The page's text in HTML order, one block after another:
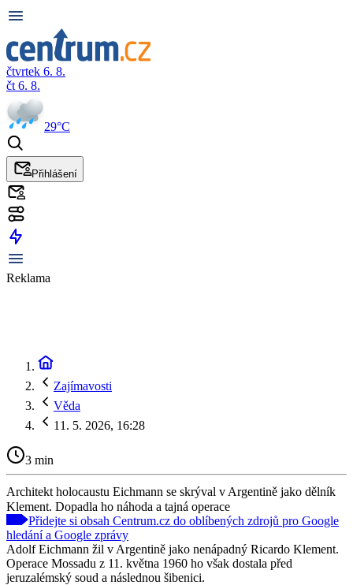
čtvrtek 6. 8.
čt 6. 8.
29°C
Přihlášení
Reklama
Zajímavosti
Věda
11. 5. 2026, 16:28
3 min
Architekt holocaustu Eichmann se skrýval v Argentině jako dělník
Klement. Dopadla ho náhoda a tajná operace
Přidejte si obsah Centrum.cz do oblíbených zdrojů pro Google
hledání a Google zprávy
Adolf Eichmann žil v Argentině jako nenápadný Ricardo Klement.
Operace Mossadu z 11. května 1960 ho však dostala před
jeruzalémský soud a následnou šibenici.